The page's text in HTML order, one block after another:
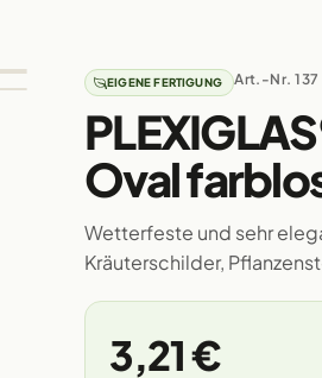
EIGENE FERTIGUNG Art.-Nr. 137
Oval
Wetterfeste und sehr
Kräuterschilder,
3,21 €